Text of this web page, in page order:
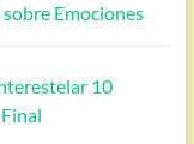
Emociones
10